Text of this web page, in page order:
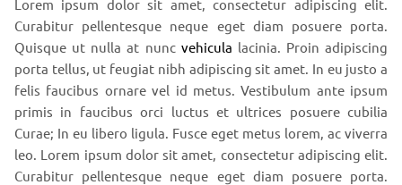
Lorem ipsum dolor sit amet, consectetur adipiscing elit.
Curabitur pellentesque neque eget diam posuere porta.
Quisque ut nulla at nunc vehicula lacinia. Proin adipiscing
porta tellus, ut feugiat nibh adipiscing sit amet. In eu justo a
felis faucibus ornare vel id metus. Vestibulum ante ipsum
primis in faucibus orci luctus et ultrices posuere cubilia
Curae; In eu libero ligula. Fusce eget metus lorem, ac viverra
leo. Lorem ipsum dolor sit amet, consectetur adipiscing elit.
Curabitur pellentesque neque eget diam posuere porta.